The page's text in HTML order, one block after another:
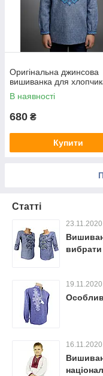
Оригінальна джинсова
вишиванка для
В наявності
680 ₴
Купити
Статті
23.11.2020
вибрати
19.11.2020
16.11.2020